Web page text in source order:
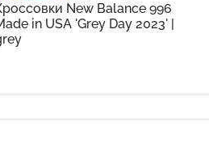
New Balance 996
in USA 'Grey Day 2023' |